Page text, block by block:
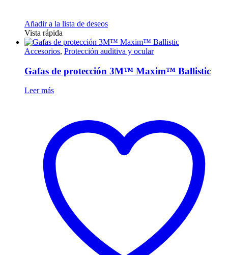
Añadir a la lista de deseos
Vista rápida
Accesorios, Protección auditiva y ocular
Gafas de protección 3M™ Maxim™ Ballistic
Leer más